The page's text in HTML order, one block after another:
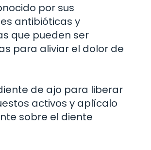
por sus
antibióticas y
que pueden ser
para aliviar el dolor de
de ajo para liberar
activos y aplícalo
sobre el diente